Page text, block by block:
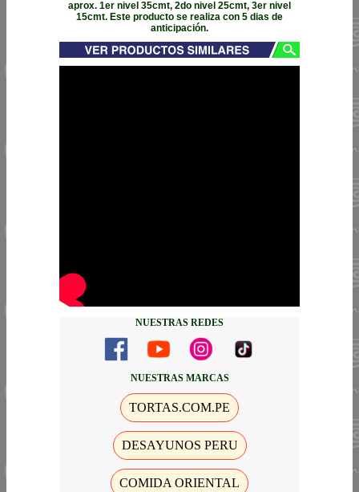
aprox. 1er nivel 35cmt, 2do nivel 25cmt, 3er nivel
15cmt. Este producto se realiza con 5 dias de
anticipación.
NUESTRAS REDES
NUESTRAS MARCAS
TORTAS.COM.PE
DESAYUNOS PERU
COMIDA ORIENTAL